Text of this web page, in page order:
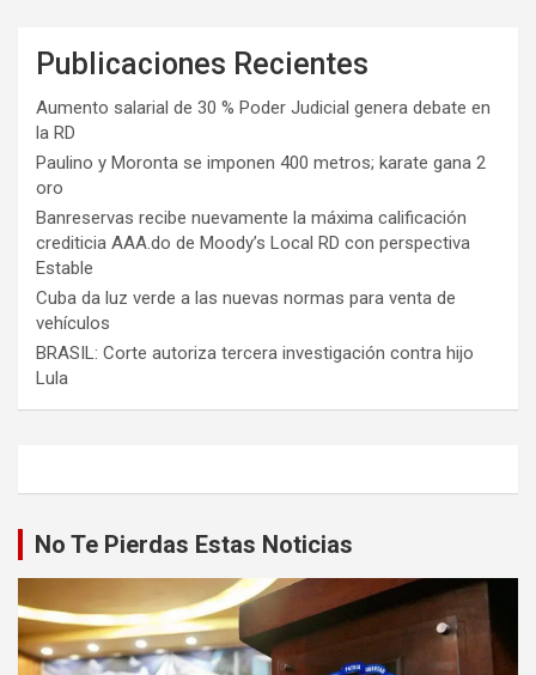
Publicaciones Recientes
Aumento salarial de 30 % Poder Judicial genera debate en
la RD
Paulino y Moronta se imponen 400 metros; karate gana 2
oro
Banreservas recibe nuevamente la máxima calificación
crediticia AAA.do de Moody’s Local RD con perspectiva
Estable
Cuba da luz verde a las nuevas normas para venta de
vehículos
BRASIL: Corte autoriza tercera investigación contra hijo
Lula
No Te Pierdas Estas Noticias